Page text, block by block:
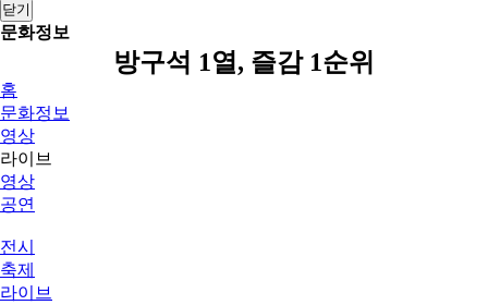
닫기
문화정보
방구석 1열, 즐감 1순위
홈
문화정보
영상
라이브
영상
공연
전시
축제
라이브